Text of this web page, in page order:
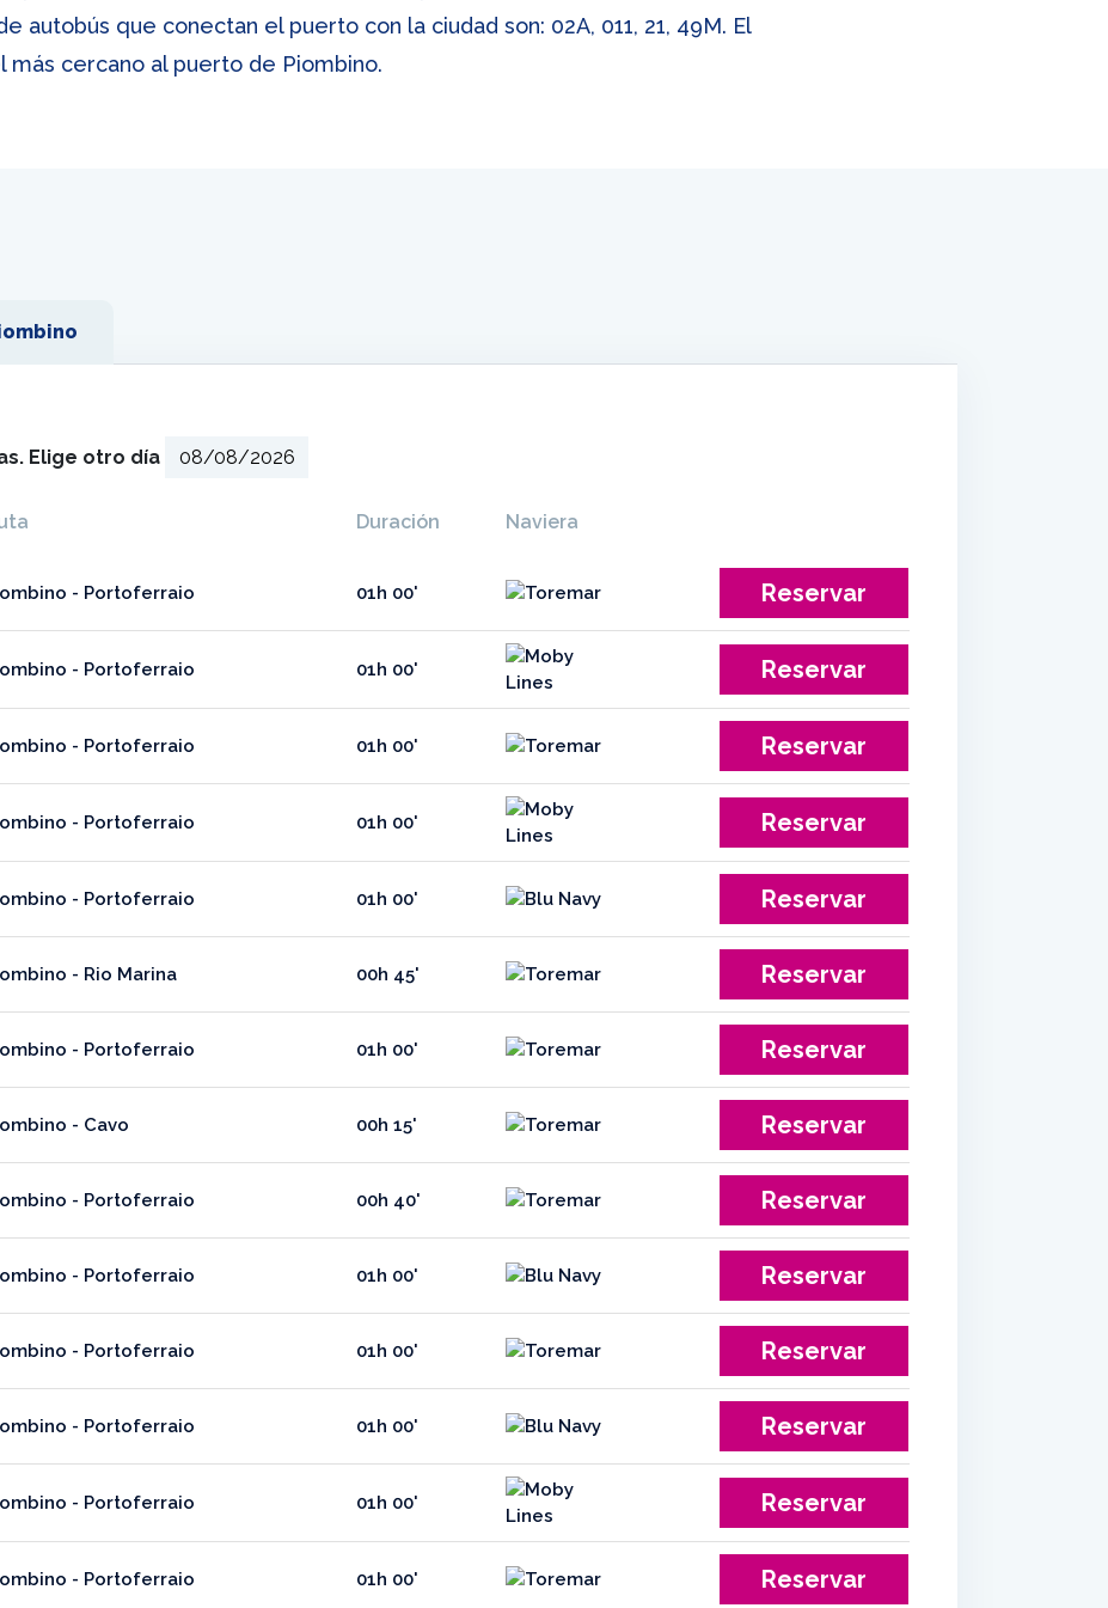
autobús que conectan el puerto con la ciudad son: 02A, 011, 21, 49M. El
cercano al puerto de Piombino.
Elige otro día
Duración Naviera
- Portoferraio 01h 00' Reservar
- Portoferraio 01h 00' Reservar
- Portoferraio 01h 00' Reservar
- Portoferraio 01h 00' Reservar
- Portoferraio 01h 00' Reservar
- Rio Marina 00h 45' Reservar
- Portoferraio 01h 00' Reservar
- Cavo 00h 15' Reservar
- Portoferraio 00h 40' Reservar
- Portoferraio 01h 00' Reservar
- Portoferraio 01h 00' Reservar
- Portoferraio 01h 00' Reservar
- Portoferraio 01h 00' Reservar
- Portoferraio 01h 00' Reservar